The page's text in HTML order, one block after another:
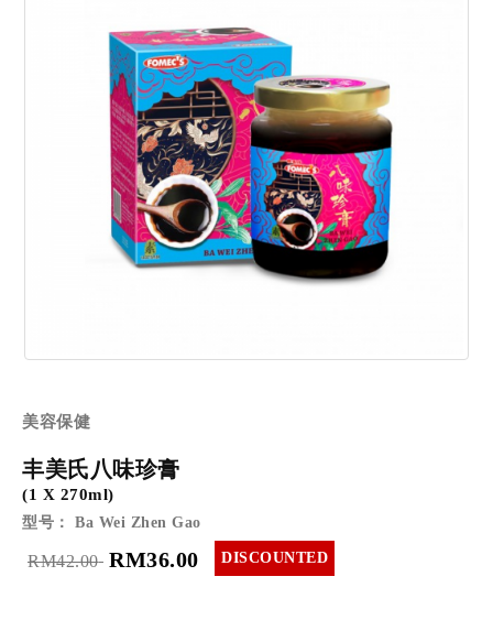
美容保健
丰美氏八味珍膏
(1 X 270ml)
型号： Ba Wei Zhen Gao
RM42.00 RM36.00 DISCOUNTED